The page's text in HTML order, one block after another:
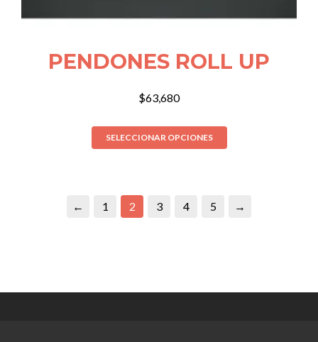
PENDONES ROLL UP
$63,680
SELECCIONAR OPCIONES
← 1 2 3 4 5 →